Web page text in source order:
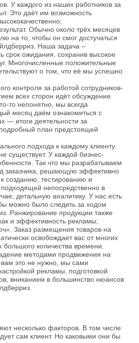
У каждого из наших работников за
Это даёт им возможность
Обычно около трёх месяцев
на то, чтобы он смог достучаться
Наша задача –
срок ожидания, сохранив высокое
Многочисленные положительные
о том, что её мы успешно
контроля за работой сотрудников-
всех сторон идёт обсуждение
то непонятно, мы всегда
месяц даём ознакомиться с
— итоги деятельности за
план предстоящей
подхода к каждому клиенту.
существует. У каждой бизнес-
Так что мы разрабатываем
заказчика, решающую эффективно
созданию, тестированию и
непосредственно в
детальную аналитику. У нас есть
можно было следить за ходом
Ранжирование продукции также
и эффективность рекламы;
Заказ размещения товаров на
освобождает вас от многих
количества времени.
методами продвижения на
это не нужно, мы сами
рекламы, подготовкой
вниканием в большинство нюансов
несколько факторов. В том числе
сам клиент. Но каковыми они бы